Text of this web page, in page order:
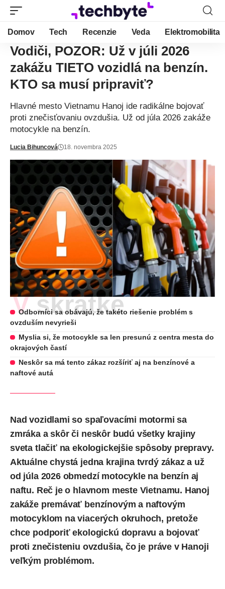
Domov Tech Recenzie Veda Elektromobilita
Vodiči, POZOR: Už v júli 2026
zakážu TIETO vozidlá na benzín.
KTO sa musí pripraviť?
Hlavné mesto Vietnamu Hanoj ide radikálne bojovať
proti znečisťovaniu ovzdušia. Už od júla 2026 zakáže
motocykle na benzín.
Lucia Bihuncová 18. novembra 2025
V skratke
Odborníci sa obávajú, že takéto riešenie problém s
ovzduším nevyrieši
Myslia si, že motocykle sa len presunú z centra mesta do
okrajových častí
Neskôr sa má tento zákaz rozšíriť aj na benzínové a
naftové autá
Nad vozidlami so spaľovacími motormi sa
zmráka a skôr či neskôr budú všetky krajiny
sveta tlačiť na ekologickejšie spôsoby prepravy.
Aktuálne chystá jedna krajina tvrdý zákaz a už
od júla 2026 obmedzí motocykle na benzín aj
naftu. Reč je o hlavnom meste Vietnamu. Hanoj
zakáže premávať benzínovým a naftovým
motocyklom na viacerých okruhoch, pretože
chce podporiť ekologickú dopravu a bojovať
proti znečisteniu ovzdušia, čo je práve v Hanoji
veľkým problémom.